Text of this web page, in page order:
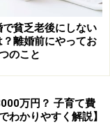
貧乏老後にしない
？離婚前にやってお
のこと
万円？ 子育て費
わかりやすく解説】